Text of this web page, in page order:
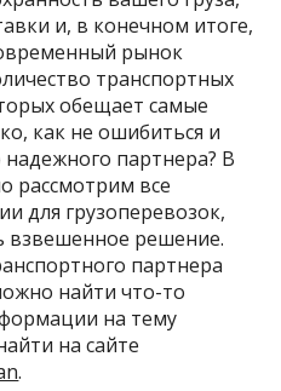
и, в конечном итоге,
рынок
транспортных
обещает самые
как не ошибиться и
партнера? В
рассмотрим все
для грузоперевозок,
взвешенное решение.
партнера
найти что-то
на тему
на сайте
.